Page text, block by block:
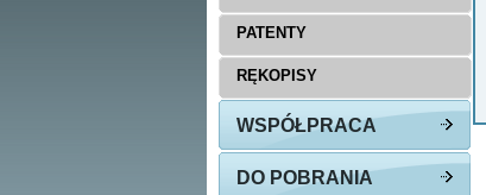
PATENTY
RĘKOPISY
WSPÓŁPRACA
DO POBRANIA